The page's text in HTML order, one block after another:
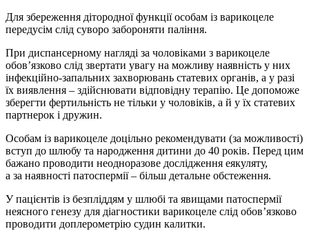
Для збереження дітородної функції особам із варикоцеле
передусім слід суворо забороняти паління.
При диспансерному нагляді за чоловіками з варикоцеле
обов’язково слід звертати увагу на можливу наявність у них
інфекційно-запальних захворювань статевих органів, а у разі
їх виявлення – здійснювати відповідну терапію. Це допоможе
зберегти фертильність не тільки у чоловіків, а й у їх статевих
партнерок і дружин.
Особам із варикоцеле доцільно рекомендувати (за можливості)
вступ до шлюбу та народження дитини до 40 років. Перед цим
бажано проводити неодноразове дослідження еякуляту,
а за наявності патоспермії – більш детальне обстеження.
У пацієнтів із безпліддям у шлюбі та явищами патоспермії
неясного генезу для діагностики варикоцеле слід обов’язково
проводити доплерометрію судин калитки.